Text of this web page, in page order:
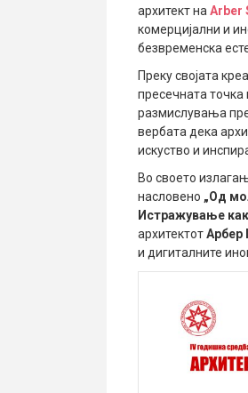
архитект на Arber
комерцијални и
безвременска
Преку својата
пресечната точка
размислувања
вербата дека
искуство и
Во своето
насловено „Од
Истражување
архитектотАрбер
и дигиталните